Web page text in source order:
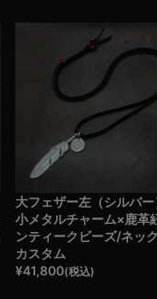
大フェザー左（シルバ
小メタルチャーム×鹿革
ンティークビーズ/ネッ
カスタム
¥41,800(税込)